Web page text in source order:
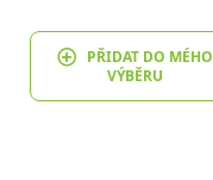
PŘIDAT DO MÉHO
VÝBĚRU